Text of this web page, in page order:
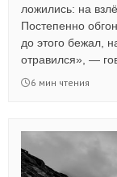
ложились: на
Постепенно
до этого бежал,
отравился», —
6 мин чтения